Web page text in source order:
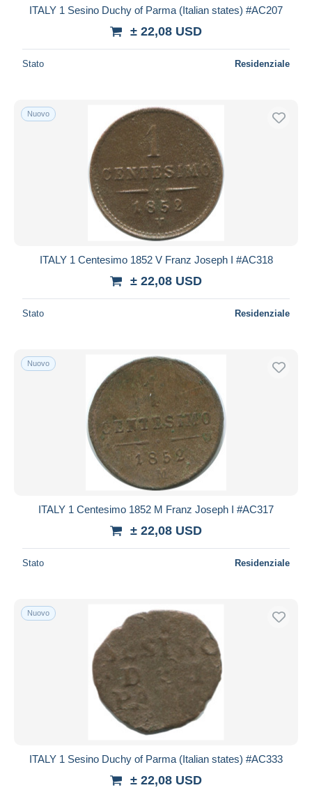
ITALY 1 Sesino Duchy of Parma (Italian states) #AC207
± 22,08 USD
Stato Residenziale
Nuovo
ITALY 1 Centesimo 1852 V Franz Joseph I #AC318
± 22,08 USD
Stato Residenziale
Nuovo
ITALY 1 Centesimo 1852 M Franz Joseph I #AC317
± 22,08 USD
Stato Residenziale
Nuovo
ITALY 1 Sesino Duchy of Parma (Italian states) #AC333
± 22,08 USD